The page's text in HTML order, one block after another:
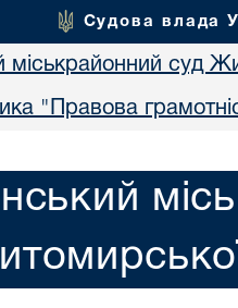
Судова влада
міськрайонний суд
"Правова